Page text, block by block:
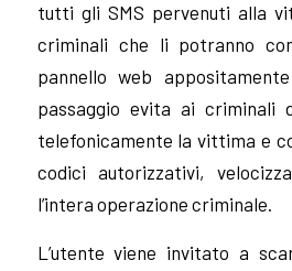
tutti gli SMS pervenuti alla
criminali che li potranno
pannello web
passaggio evita ai criminali
telefonicamente la vittima e
codici autorizzativi,
l’intera operazione criminale.
L’utente viene invitato a